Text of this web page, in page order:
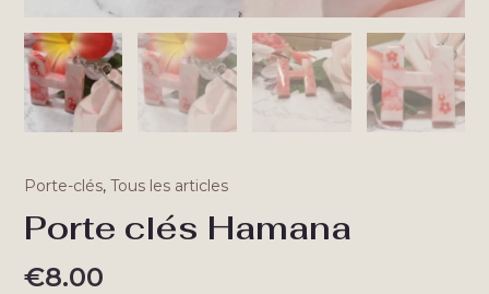
Porte-clés, Tous les articles
Porte clés Hamana
€8.00